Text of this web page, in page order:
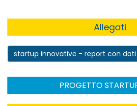
Allegati
startup innovative - report con
PROGETTO